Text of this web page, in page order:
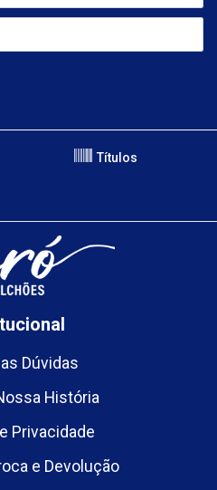
Títulos
Dúvidas
História
Privacidade
e Devolução